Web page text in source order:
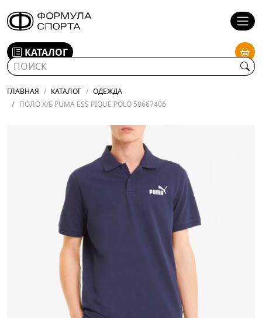
КАТАЛОГ
ГЛАВНАЯ КАТАЛОГ
ОДЕЖДА
ПОЛО Х/Б PUMA ESS PIQUE POLO 58667406